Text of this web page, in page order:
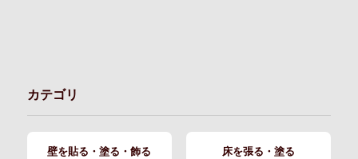
カテゴリ
壁を貼る・塗る・飾る 床を張る・塗る